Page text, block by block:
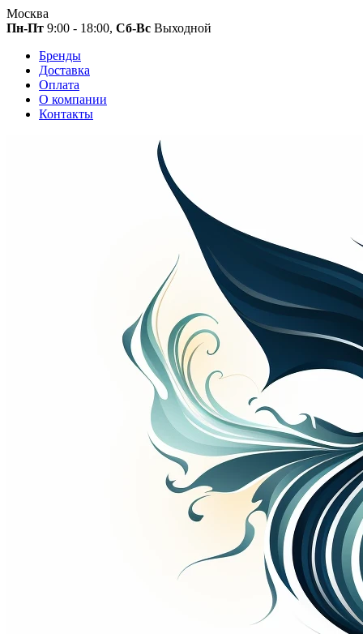
Москва
Пн-Пт 9:00 - 18:00, Сб-Вс Выходной
Бренды
Доставка
Оплата
О компании
Контакты